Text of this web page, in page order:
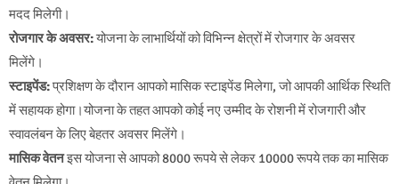
मदद मिलेगी।
रोजगार के अवसर:योजना के लाभार्थियों को विभिन्न क्षेत्रों में रोजगार के अवसर
मिलेंगे।
स्टाइपेंड:प्रशिक्षण के दौरान आपको मासिक स्टाइपेंड मिलेगा, जो आपकी आर्थिक स्थिति
में सहायक होगा।योजना के तहत आपको कोई नए उम्मीद के रोशनी में रोजगारी और
स्वावलंबन के लिए बेहतर अवसर मिलेंगे।
मासिक वेतनइस योजना से आपको 8000 रूपये से लेकर 10000 रूपये तक का मासिक